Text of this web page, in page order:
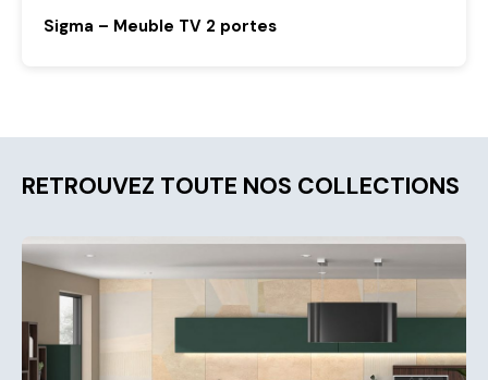
Sigma – Meuble TV 2 portes
RETROUVEZ TOUTE NOS COLLECTIONS